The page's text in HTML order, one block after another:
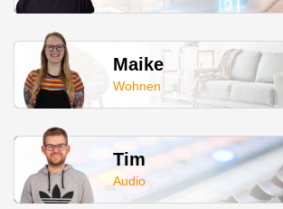
Maike
Wohnen
Tim
Audio